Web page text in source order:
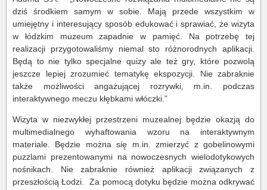
dziś środkiem samym w sobie. Mają przede wszystkim w
umiejętny i interesujący sposób edukować i sprawiać, że wizyta
w łódzkim muzeum zapadnie w pamięć. Na potrzebę tej
realizacji przygotowaliśmy niemal sto różnorodnych aplikacji.
Będą to nie tylko specjalne quizy ale też gry, które pozwolą
jeszcze lepiej zrozumieć tematykę ekspozycji. Nie zabraknie
także możliwości angażującej rozrywki, m.in. podczas
interaktywnego meczu kłębkami włóczki.”
Wizyta w niezwykłej przestrzeni muzealnej będzie okazją do
multimedialnego wyhaftowania wzoru na interaktywnym
materiale. Będzie można się m.in. zmierzyć z gobelinowymi
puzzlami prezentowanymi na nowoczesnych wielodotykowych
nośnikach. Nie zabraknie również aplikacji związanych z
przeszłością Łodzi. Za pomocą dotyku będzie można odkrywać